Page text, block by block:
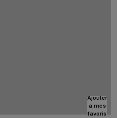
Ajouter
à mes
favoris